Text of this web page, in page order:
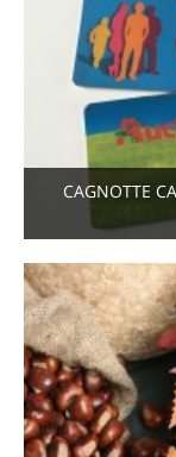
CAGNOTTE